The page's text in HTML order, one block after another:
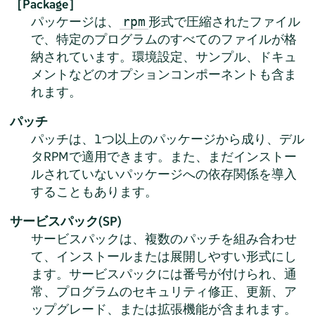
［Package］
パッケージは、
rpm 形式で圧縮されたファイル
で、特定のプログラムのすべてのファイルが格
納されています。環境設定、サンプル、ドキュ
メントなどのオプションコンポーネントも含ま
れます。
パッチ
パッチは、1つ以上のパッケージから成り、デル
タRPMで適用できます。また、まだインストー
ルされていないパッケージへの依存関係を導入
することもあります。
サービスパック(SP)
サービスパックは、複数のパッチを組み合わせ
て、インストールまたは展開しやすい形式にし
ます。サービスパックには番号が付けられ、通
常、プログラムのセキュリティ修正、更新、ア
ップグレード、または拡張機能が含まれます。